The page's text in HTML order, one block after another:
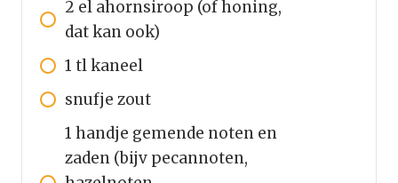
2 el ahornsiroop (of honing,
dat kan ook)
1 tlkaneel
snufje zout
1 handje gemende noten en
zaden (bijv pecannoten,